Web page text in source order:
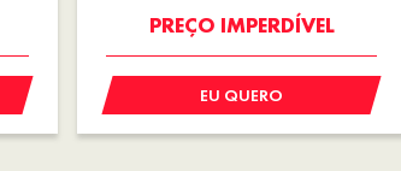
OPORTUNIDADE
EU QUERO